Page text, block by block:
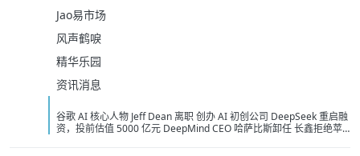
Jao易市场
风声鹤唳
精华乐园
资讯消息
谷歌 AI 核心人物 Jeff Dean 离职 创办 AI 初创公司 DeepSeek 重启融
资，投前估值 5000 亿元 DeepMind CEO 哈萨比斯卸任 长鑫拒绝苹